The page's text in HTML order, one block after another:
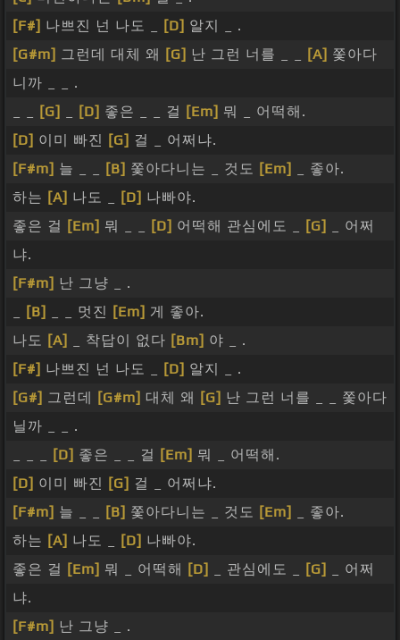
[F#] 나쁘진 넌 나도 _ [D] 알지 _ .
[G#m] 그런데 대체 왜 [G] 난 그런 너를 _ _ [A] 쫓아다
니까 _ _ .
[G] [D] 좋은 _ _ 걸 [Em] 뭐 _ 어떡해.
[D] 이미 빠진 [G] 걸 _ 어쩌냐.
[F#m] 늘 _ _ [B] 쫓아다니는 _ 것도 [Em]
_ 좋아.
하는 [A] 나도 _ [D] 나빠야.
좋은 걸 [Em] 뭐 _ _ [D] 어떡해 관심에도 _ [G]
_ 어쩌
냐.
[F#m] 난 그냥 _ .
[B] _ _ 멋진 [Em] 게 좋아.
나도 [A] _ 착답이 없다 [Bm] 야 _ .
[F#] 나쁘진 넌 나도 _ [D] 알지 _ .
[G#] 그런데 [G#m] 대체 왜 [G] 난 그런 너를 _ _ 쫓아다
닐까 _ _ .
[D] 좋은 _ _ 걸 [Em] 뭐 _ 어떡해.
[D] 이미 빠진 [G] 걸 _ 어쩌냐.
[F#m] 늘 _ _ [B] 쫓아다니는 _ 것도 [Em]
_ 좋아.
하는 [A] 나도 _ [D] 나빠야.
좋은 걸 [Em] 뭐 _ 어떡해 [D] _ 관심에도 _ [G]
_ 어쩌
냐.
[F#m] 난 그냥 _ .